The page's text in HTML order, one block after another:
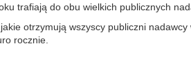
trafiają do obu wielkich publicznych
otrzymują wszyscy publiczni
rocznie.